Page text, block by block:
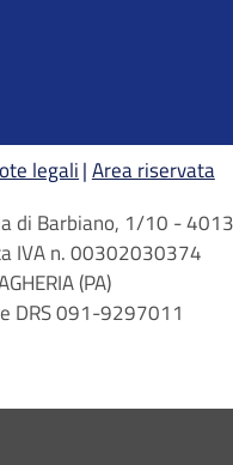
legali Area riservata
di Barbiano, 1/10 -
IVA n. 00302030374
(PA)
DRS 091-9297011